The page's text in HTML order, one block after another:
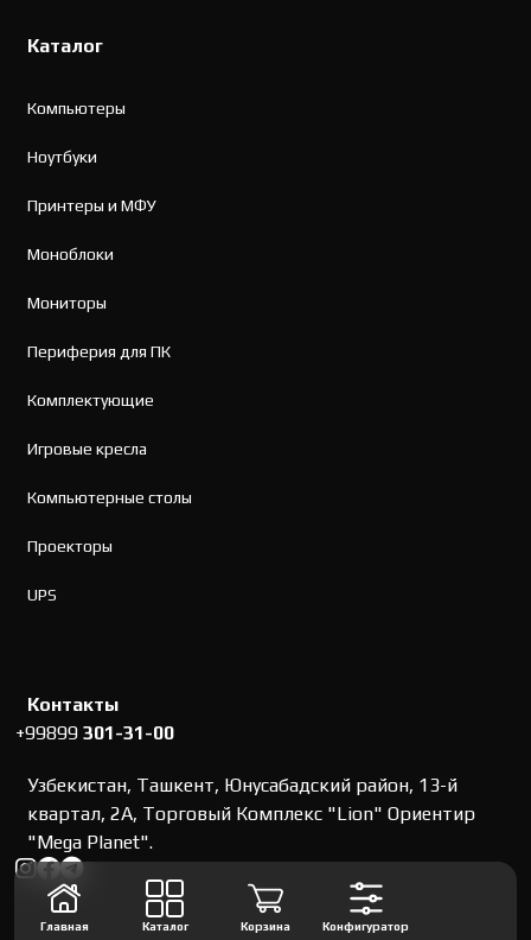
Каталог
Компьютеры
Ноутбуки
Принтеры и МФУ
Моноблоки
Мониторы
Периферия для ПК
Комплектующие
Игровые кресла
Компьютерные столы
Проекторы
UPS
Контакты
+99899301-31-00
Узбекистан, Ташкент, Юнусабадский район, 13-й
квартал, 2А, Торговый Комплекс "Lion" Ориентир
"Mega Planet".
Главная Каталог Корзина Конфигуратор